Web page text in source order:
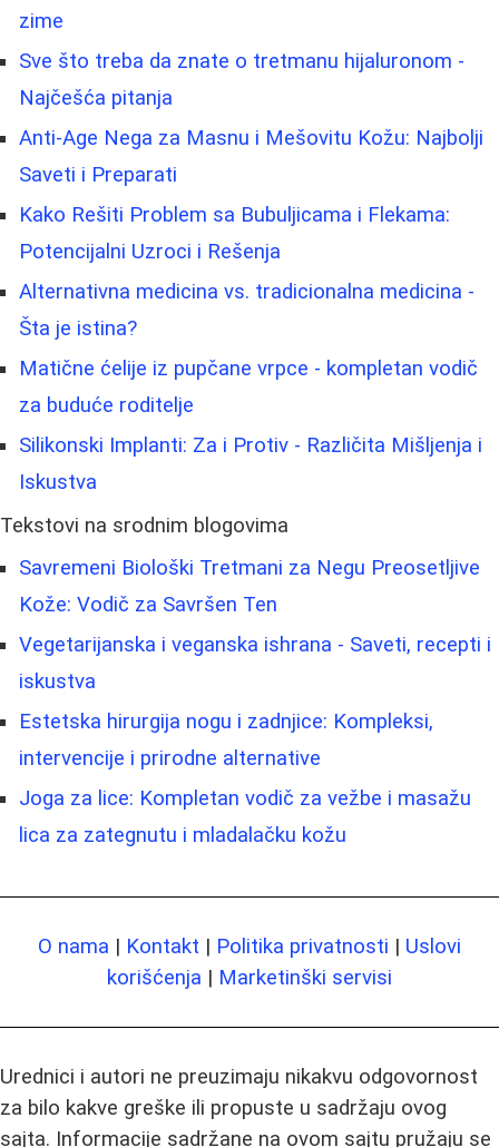
zime
Sve što treba da znate o tretmanu hijaluronom -
Najčešća pitanja
Anti-Age Nega za Masnu i Mešovitu Kožu: Najbolji
Saveti i Preparati
Kako Rešiti Problem sa Bubuljicama i Flekama:
Potencijalni Uzroci i Rešenja
Alternativna medicina vs. tradicionalna medicina -
Šta je istina?
Matične ćelije iz pupčane vrpce - kompletan vodič
za buduće roditelje
Silikonski Implanti: Za i Protiv - Različita Mišljenja i
Iskustva
Tekstovi na srodnim blogovima
Savremeni Biološki Tretmani za Negu Preosetljive
Kože: Vodič za Savršen Ten
Vegetarijanska i veganska ishrana - Saveti, recepti i
iskustva
Estetska hirurgija nogu i zadnjice: Kompleksi,
intervencije i prirodne alternative
Joga za lice: Kompletan vodič za vežbe i masažu
lica za zategnutu i mladalačku kožu
O nama | Kontakt | Politika privatnosti | Uslovi
korišćenja | Marketinški servisi
Urednici i autori ne preuzimaju nikakvu odgovornost
za bilo kakve greške ili propuste u sadržaju ovog
sajta. Informacije sadržane na ovom sajtu pružaju se